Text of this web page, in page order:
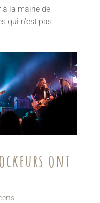
à la mairie de
qui n’est pas
ont